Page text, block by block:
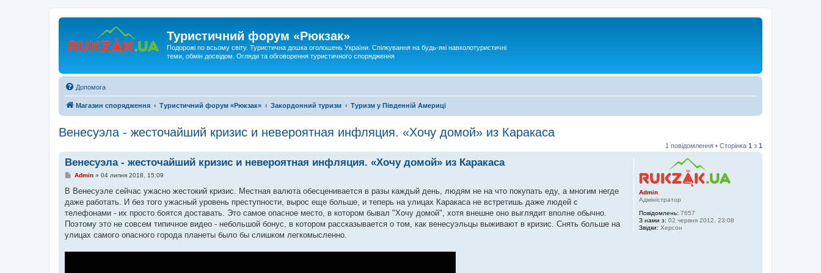
Туристичний форум «Рюкзак»
Подорожі по всьому світу. Туристична дошка оголошень України. Спілкування на будь-які навколотуристичні
теми, обмін досвідом. Огляди та обговорення туристичного спорядження
Допомога
Магазин спорядження Туристичний форум «Рюкзак» Закордонний туризм Туризм у Південній Америці
Венесуэла - жесточайший кризис и невероятная инфляция. «Хочу домой» из Каракаса
1 повідомлення • Сторінка 1 з 1
Admin
Адміністратор
Повідомлень: 7657
З нами з: 02 червня 2012, 23:08
Звідки: Херсон
Венесуэла - жесточайший кризис и невероятная инфляция. «Хочу домой» из Каракаса
П
в
д
о
л
е
Admin» 04 липня 2018, 15:09
В Венесуэле сейчас ужасно жестокий кризис. Местная валюта обесценивается в разы каждый день, людям не на что покупать еду, а многим негде
даже работать. И без того ужасный уровень преступности, вырос еще больше, и теперь на улицах Каракаса не встретишь даже людей с
телефонами - их просто боятся доставать. Это самое опасное место, в котором бывал "Хочу домой", хотя внешне оно выглядит вполне обычно.
Поэтому это не совсем типичное видео - небольшой бонус, в котором рассказывается о том, как венесуэльцы выживают в кризис. Снять больше на
улицах самого опасного города планеты было бы слишком легкомысленно.